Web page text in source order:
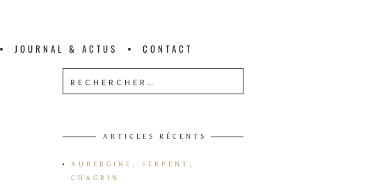
JOURNAL & ACTUS CONTACT
ARTICLES RÉCENTS
AUBERGINE, SERPENT,
CHAGRIN